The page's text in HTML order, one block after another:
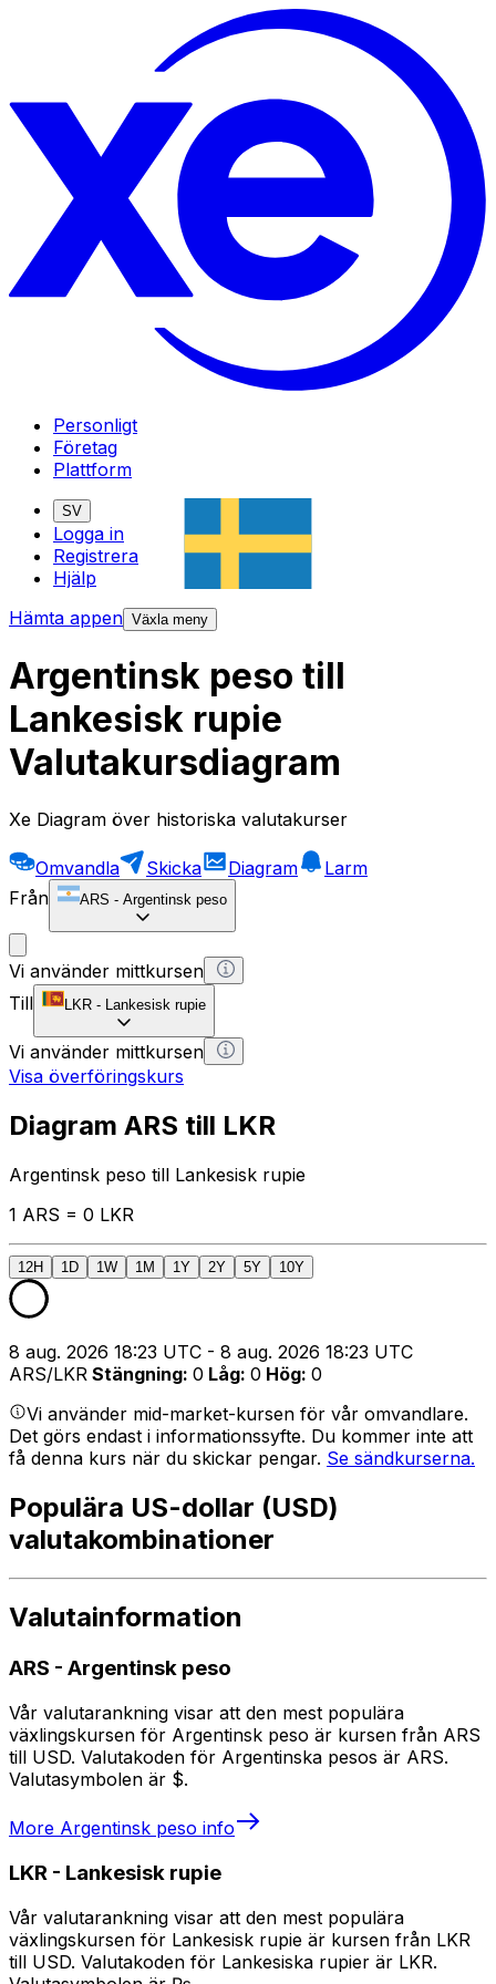
Personligt
Företag
Plattform
SV
Logga in
Registrera
Hjälp
Hämta appen Växla meny
Argentinsk peso till
Lankesisk rupie
Valutakursdiagram
Xe Diagram över historiska valutakurser
Omvandla Skicka Diagram
Larm
Från
ARS - Argentinsk peso
Vi använder mittkursen
Till
LKR - Lankesisk rupie
Vi använder mittkursen
Visa överföringskurs
Diagram ARS till LKR
Argentinsk peso till Lankesisk rupie
1 ARS = 0 LKR
12H 1D 1W 1M 1Y 2Y 5Y 10Y
8 aug. 2026 18:23 UTC - 8 aug. 2026 18:23 UTC
ARS/LKR Stängning: 0 Låg: 0 Hög: 0
Vi använder mid-market-kursen för vår omvandlare.
Det görs endast i informationssyfte. Du kommer inte att
få denna kurs när du skickar pengar. Se sändkurserna.
Populära US-dollar (USD)
valutakombinationer
Valutainformation
ARS - Argentinsk peso
Vår valutarankning visar att den mest populära
växlingskursen för Argentinsk peso är kursen från ARS
till USD. Valutakoden för Argentinska pesos är ARS.
Valutasymbolen är $.
More Argentinsk peso info
LKR - Lankesisk rupie
Vår valutarankning visar att den mest populära
växlingskursen för Lankesisk rupie är kursen från LKR
till USD. Valutakoden för Lankesiska rupier är LKR.